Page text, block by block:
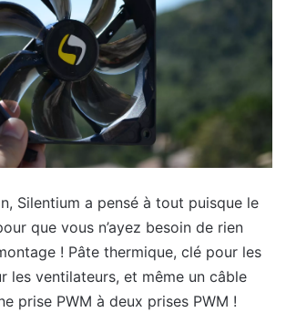
Silentium a pensé à tout puisque le
que vous n’ayez besoin de rien
! Pâte thermique, clé pour les
les ventilateurs, et même un câble
prise PWM à deux prises PWM !